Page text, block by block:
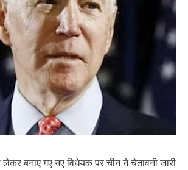
बनाए गए नए विधेयक पर चीन ने चेतावनी जारी